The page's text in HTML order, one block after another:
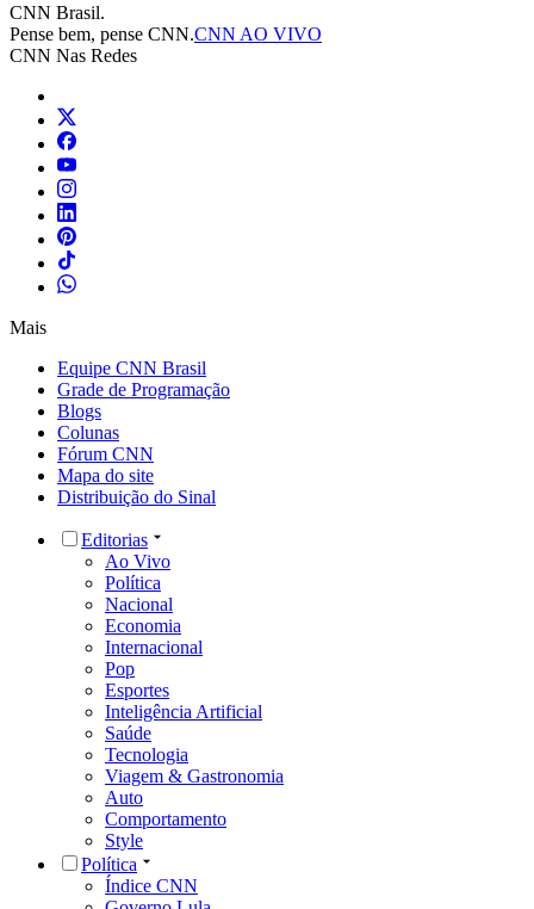
CNN Brasil.
Pense bem, pense CNN.CNN AO VIVO
CNN Nas Redes
Mais
Equipe CNN Brasil
Grade de Programação
Blogs
Colunas
Fórum CNN
Mapa do site
Distribuição do Sinal
Editorias
Ao Vivo
Política
Nacional
Economia
Internacional
Pop
Esportes
Inteligência Artificial
Saúde
Tecnologia
Viagem & Gastronomia
Auto
Comportamento
Style
Política
Índice CNN